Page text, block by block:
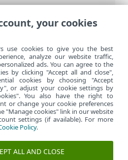
ESET>ESET
for Android>
версію
your cookies
use cookies to give you the best
analyze our website traffic,
ads. You can agree to the
by clicking "Accept all and close",
cookies by choosing "Accept
or adjust your cookie settings by
You also have the right to
or change your cookie preferences
"Manage cookies" link in our website
settings (if available). For more
Policy.
ALL AND CLOSE